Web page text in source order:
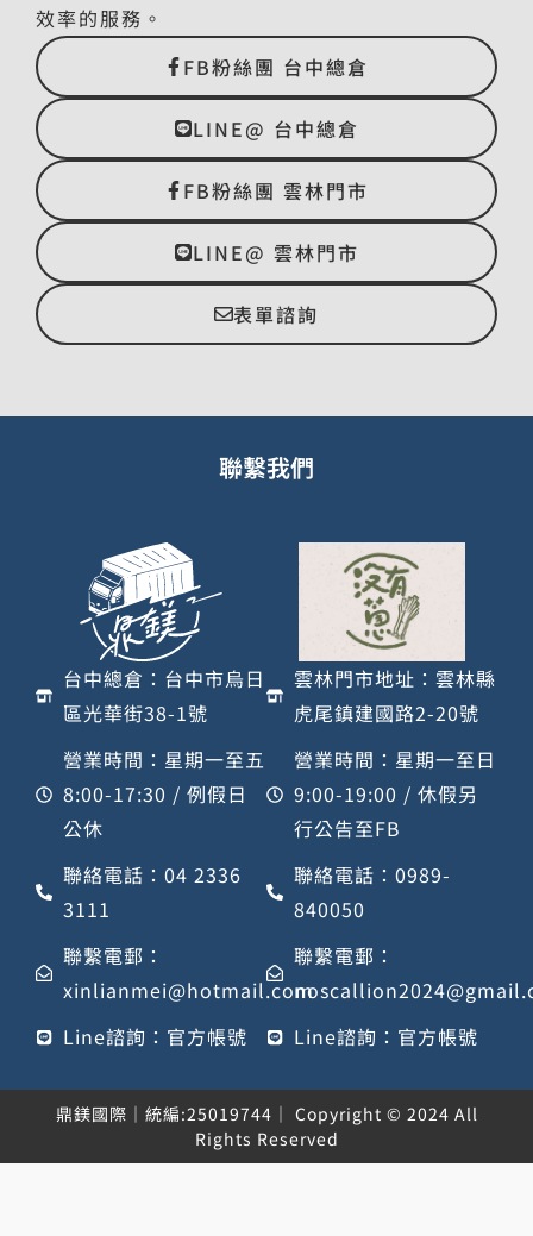
效率的服務。
FB粉絲團 台中總倉
LINE@ 台中總倉
FB粉絲團 雲林門市
LINE@ 雲林門市
表單諮詢
聯繫我們
台中總倉：台中市烏日
區光華街38-1號
營業時間：星期一至五
8:00-17:30 / 例假日
公休
聯絡電話：04 2336
3111
聯繫電郵：
xinlianmei@hotmail.com
Line諮詢：官方帳號
雲林門市地址：雲林縣
虎尾鎮建國路2-20號
營業時間：星期一至日
9:00-19:00 / 休假另
行公告至FB
聯絡電話：0989-
840050
聯繫電郵：
Line諮詢：官方帳號
鼎鎂國際｜統編:25019744｜ Copyright © 2024 All
Rights Reserved